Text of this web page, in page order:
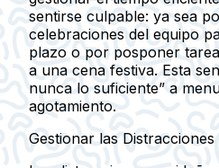
sentirse culpable: ya sea
celebraciones del equipo
plazo o por posponer
a una cena festiva. Esta
nunca lo suficiente” a
agotamiento.
Gestionar las Distracciones